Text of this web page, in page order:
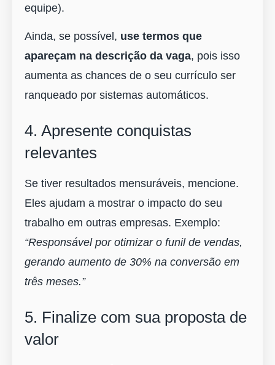
equipe).
Ainda, se possível, use termos que
apareçam na descrição da vaga, pois isso
aumenta as chances de o seu currículo ser
ranqueado por sistemas automáticos.
4. Apresente conquistas
relevantes
Se tiver resultados mensuráveis, mencione.
Eles ajudam a mostrar o impacto do seu
trabalho em outras empresas. Exemplo:
“Responsável por otimizar o funil de vendas,
gerando aumento de 30% na conversão em
três meses.”
5. Finalize com sua proposta de
valor